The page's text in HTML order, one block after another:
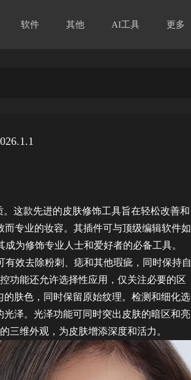
软件 其他 AI工具 更多
这款先进的皮肤修饰工具旨在轻松改善和
专业的妆容。其插件可与顶级编辑软件如
成为修饰专业人士和爱好者的必备工具。
效去除粉刺、痣和其他瑕疵，同时保持自
功能还允许选择性应用，仅关注必要的区
肤色，同时保留原始纹理。检测和细化选
泽。光泽功能可同时突出皮肤的暗区和亮
三维外观，为皮肤增添深度和活力。